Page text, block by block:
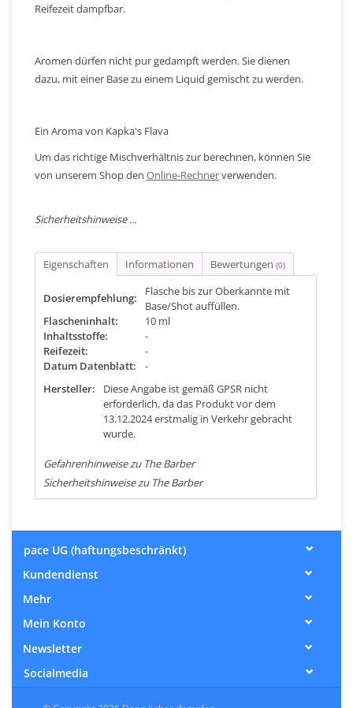
Reifezeit dampfbar.
Aromen dürfen nicht pur gedampft werden. Sie dienen
dazu, mit einer Base zu einem Liquid gemischt zu werden.
Ein Aroma von Kapka's Flava
Um das richtige Mischverhältnis zur berechnen, können Sie
von unserem Shop den Online-Rechnerverwenden.
Sicherheitshinweise ...
Eigenschaften Informationen Bewertungen (0)
Dosierempfehlung:
Flasche bis zur Oberkannte mit
Base/Shot auffüllen.
Flascheninhalt:
10 ml
Inhaltsstoffe:
-
Reifezeit:
-
Datum Datenblatt:
-
Hersteller:
Diese Angabe ist gemäß GPSR nicht
erforderlich, da das Produkt vor dem
13.12.2024 erstmalig in Verkehr gebracht
wurde.
Gefahrenhinweise zu The Barber
Sicherheitshinweise zu The Barber
pace UG (haftungsbeschränkt)
Kundendienst
Mehr
Mein Konto
Newsletter
Socialmedia